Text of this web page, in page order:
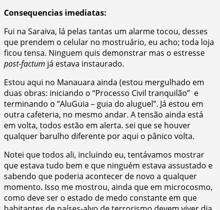
Consequencias imediatas:
Fui na Saraiva, lá pelas tantas um alarme tocou, desses
que prendem o celular no mostruário, eu acho; toda loja
ficou tensa. Ninguem quis demonstrar mas o estresse
post-factum já estava instaurado.
Estou aqui no Manauara ainda (estou mergulhado em
duas obras: iniciando o “Processo Civil tranquilão” e
terminando o “AluGuia – guia do aluguel”. Já estou em
outra cafeteria, no mesmo andar. A tensão ainda está
em volta, todos estão em alerta. sei que se houver
qualquer barulho diferente por aqui o pânico volta.
Notei que todos ali, incluindo eu, tentávamos mostrar
que estava tudo bem e que ninguém estava assustado e
sabendo que poderia acontecer de novo a qualquer
momento. Isso me mostrou, ainda que em microcosmo,
como deve ser o estado de medo constante em que